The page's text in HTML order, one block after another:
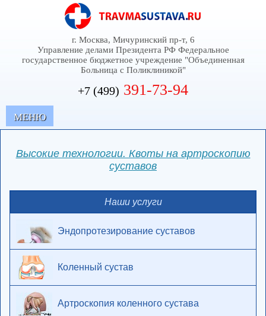
г. Москва, Мичуринский пр-т, 6
Управление делами Президента РФ Федеральное
государственное бюджетное учреждение "Объединенная
Больница с Поликлиникой"
+7 (499) 391-73-94
MЕНЮ
Высокие технологии. Квоты на артроскопию
суставов
Наши услуги
Эндопротезирование суставов
Коленный сустав
Артроскопия коленного сустава